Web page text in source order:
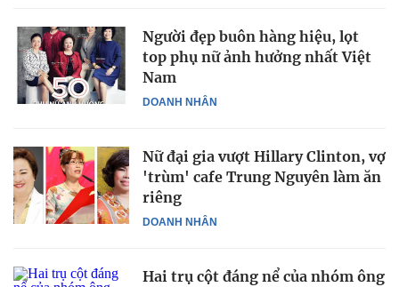
DOANH NHÂN
Người đẹp buôn hàng hiệu, lọt
top phụ nữ ảnh hưởng nhất Việt
Nam
DOANH NHÂN
Nữ đại gia vượt Hillary Clinton, vợ
'trùm' cafe Trung Nguyên làm ăn
riêng
Hai trụ cột đáng nể của nhóm ông